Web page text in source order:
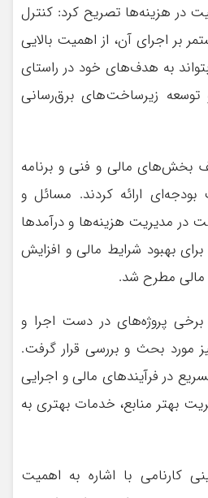
در هزینه‌ها تصریح کرد: کنترل
بر اجرای آن، از اهمیت بالایی
به هدف‌های خود در راستای
زیرساخت‌های برق‌رسانی
بخش‌های مالی و فنی و برنامه
ارائه کردند. مسائل و
مدیریت هزینه‌ها و درآمدها
بهبود شرایط مالی و افزایش
مالی مطرح شد.
پروژه‌های در دست اجرا و
مورد بحث و بررسی قرار گرفت.
در فرآیندهای مالی و اجرایی
بهتر منابع، خدمات بهتری به
کارنامی با اشاره به اهمیت